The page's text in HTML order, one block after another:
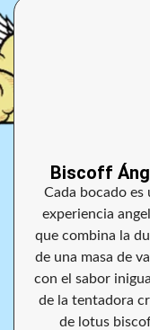
Biscoff
Cada bocado es
experiencia
que combina la
de una masa de
con el sabor
de la tentadora
de lotus